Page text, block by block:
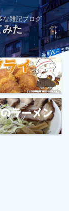
な雑記ブログ
みた